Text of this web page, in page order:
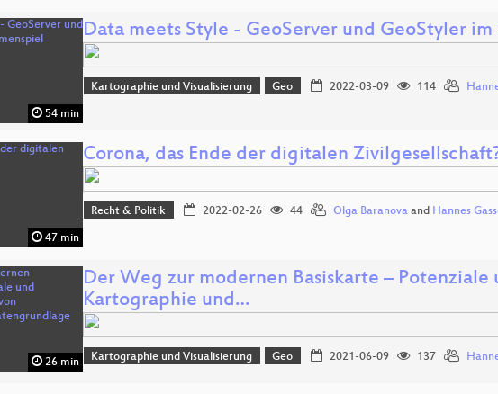
54 min
Data meets Style - GeoServer und GeoStyler im
Kartographie und Visualisierung Geo 2022-03-09 114
47 min
Corona, das Ende der digitalen
Recht & Politik 2022-02-26 44 Olga Baranovaand Hannes
26 min
Der Weg zur modernen Basiskarte –
Kartographie und…
Kartographie und Visualisierung Geo 2021-06-09 137